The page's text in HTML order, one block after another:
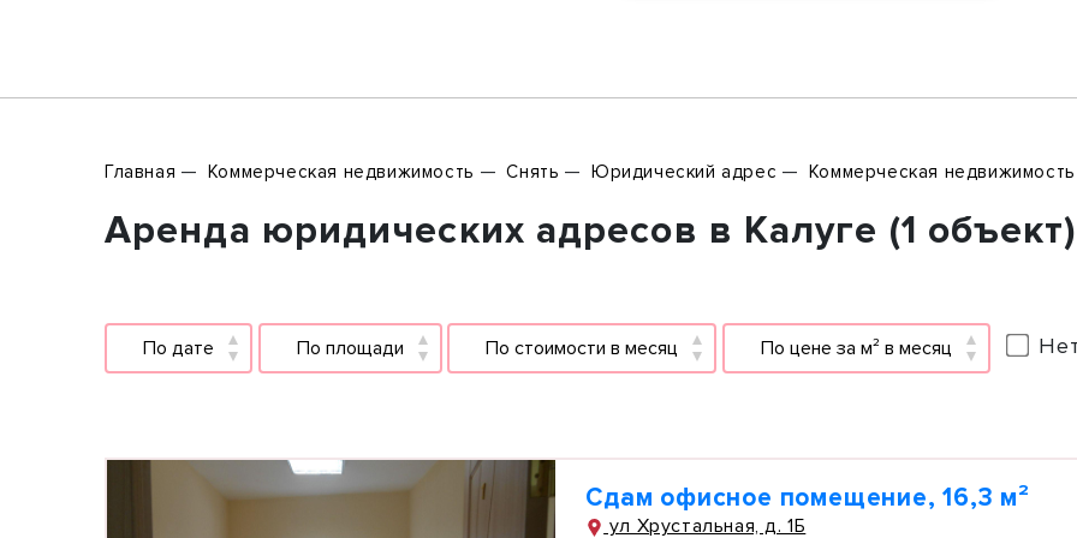
Главная Коммерческая недвижимость Снять Юридический адрес Коммерческая недвижимость
Аренда юридических адресов в Калуге (1 объект)
По дате По площади По стоимости в месяц По цене за м² в месяц
Сдам офисное помещение, 16,3 м²
ул Хрустальная, д. 1Б